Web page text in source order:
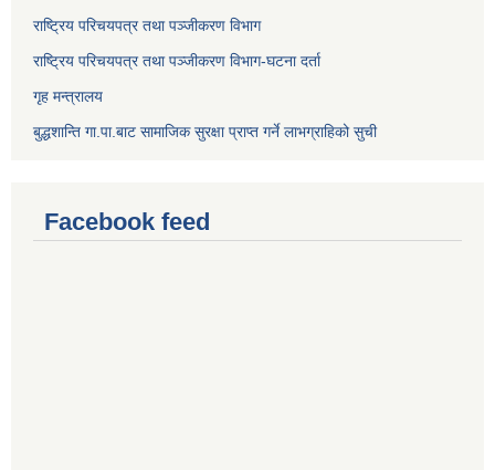
राष्ट्रिय परिचयपत्र तथा पञ्जीकरण विभाग
राष्ट्रिय परिचयपत्र तथा पञ्जीकरण विभाग-घटना दर्ता
गृह मन्त्रालय
बुद्धशान्ति गा.पा.बाट सामाजिक सुरक्षा प्राप्त गर्ने लाभग्राहिको सुची
Facebook feed